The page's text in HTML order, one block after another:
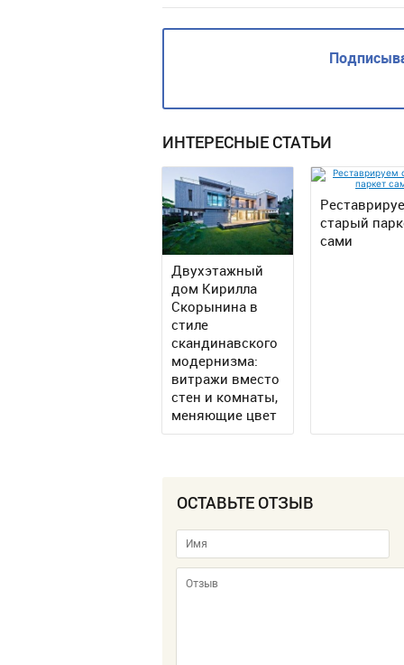
ИНТЕРЕСНЫЕ СТАТЬИ
Двухэтажный
дом Кирилла
Скорынина в
стиле
скандинавского
модернизма:
витражи вместо
стен и комнаты,
меняющие цвет
старый
сами
ОСТАВЬТЕ ОТЗЫВ